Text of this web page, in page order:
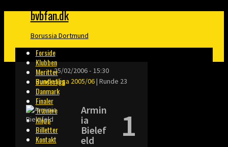
bvbfan.dk
Borussia Dortmund
Forside
Klubben
Meritter
Bundesliga
Danmark
Finaler
Trænere
Klopp
Billetter
Kontakt
25/02/2006- 15:30
Bundesliga 2005/06| Runde 23
Armin
ia
Bielef
eld
1